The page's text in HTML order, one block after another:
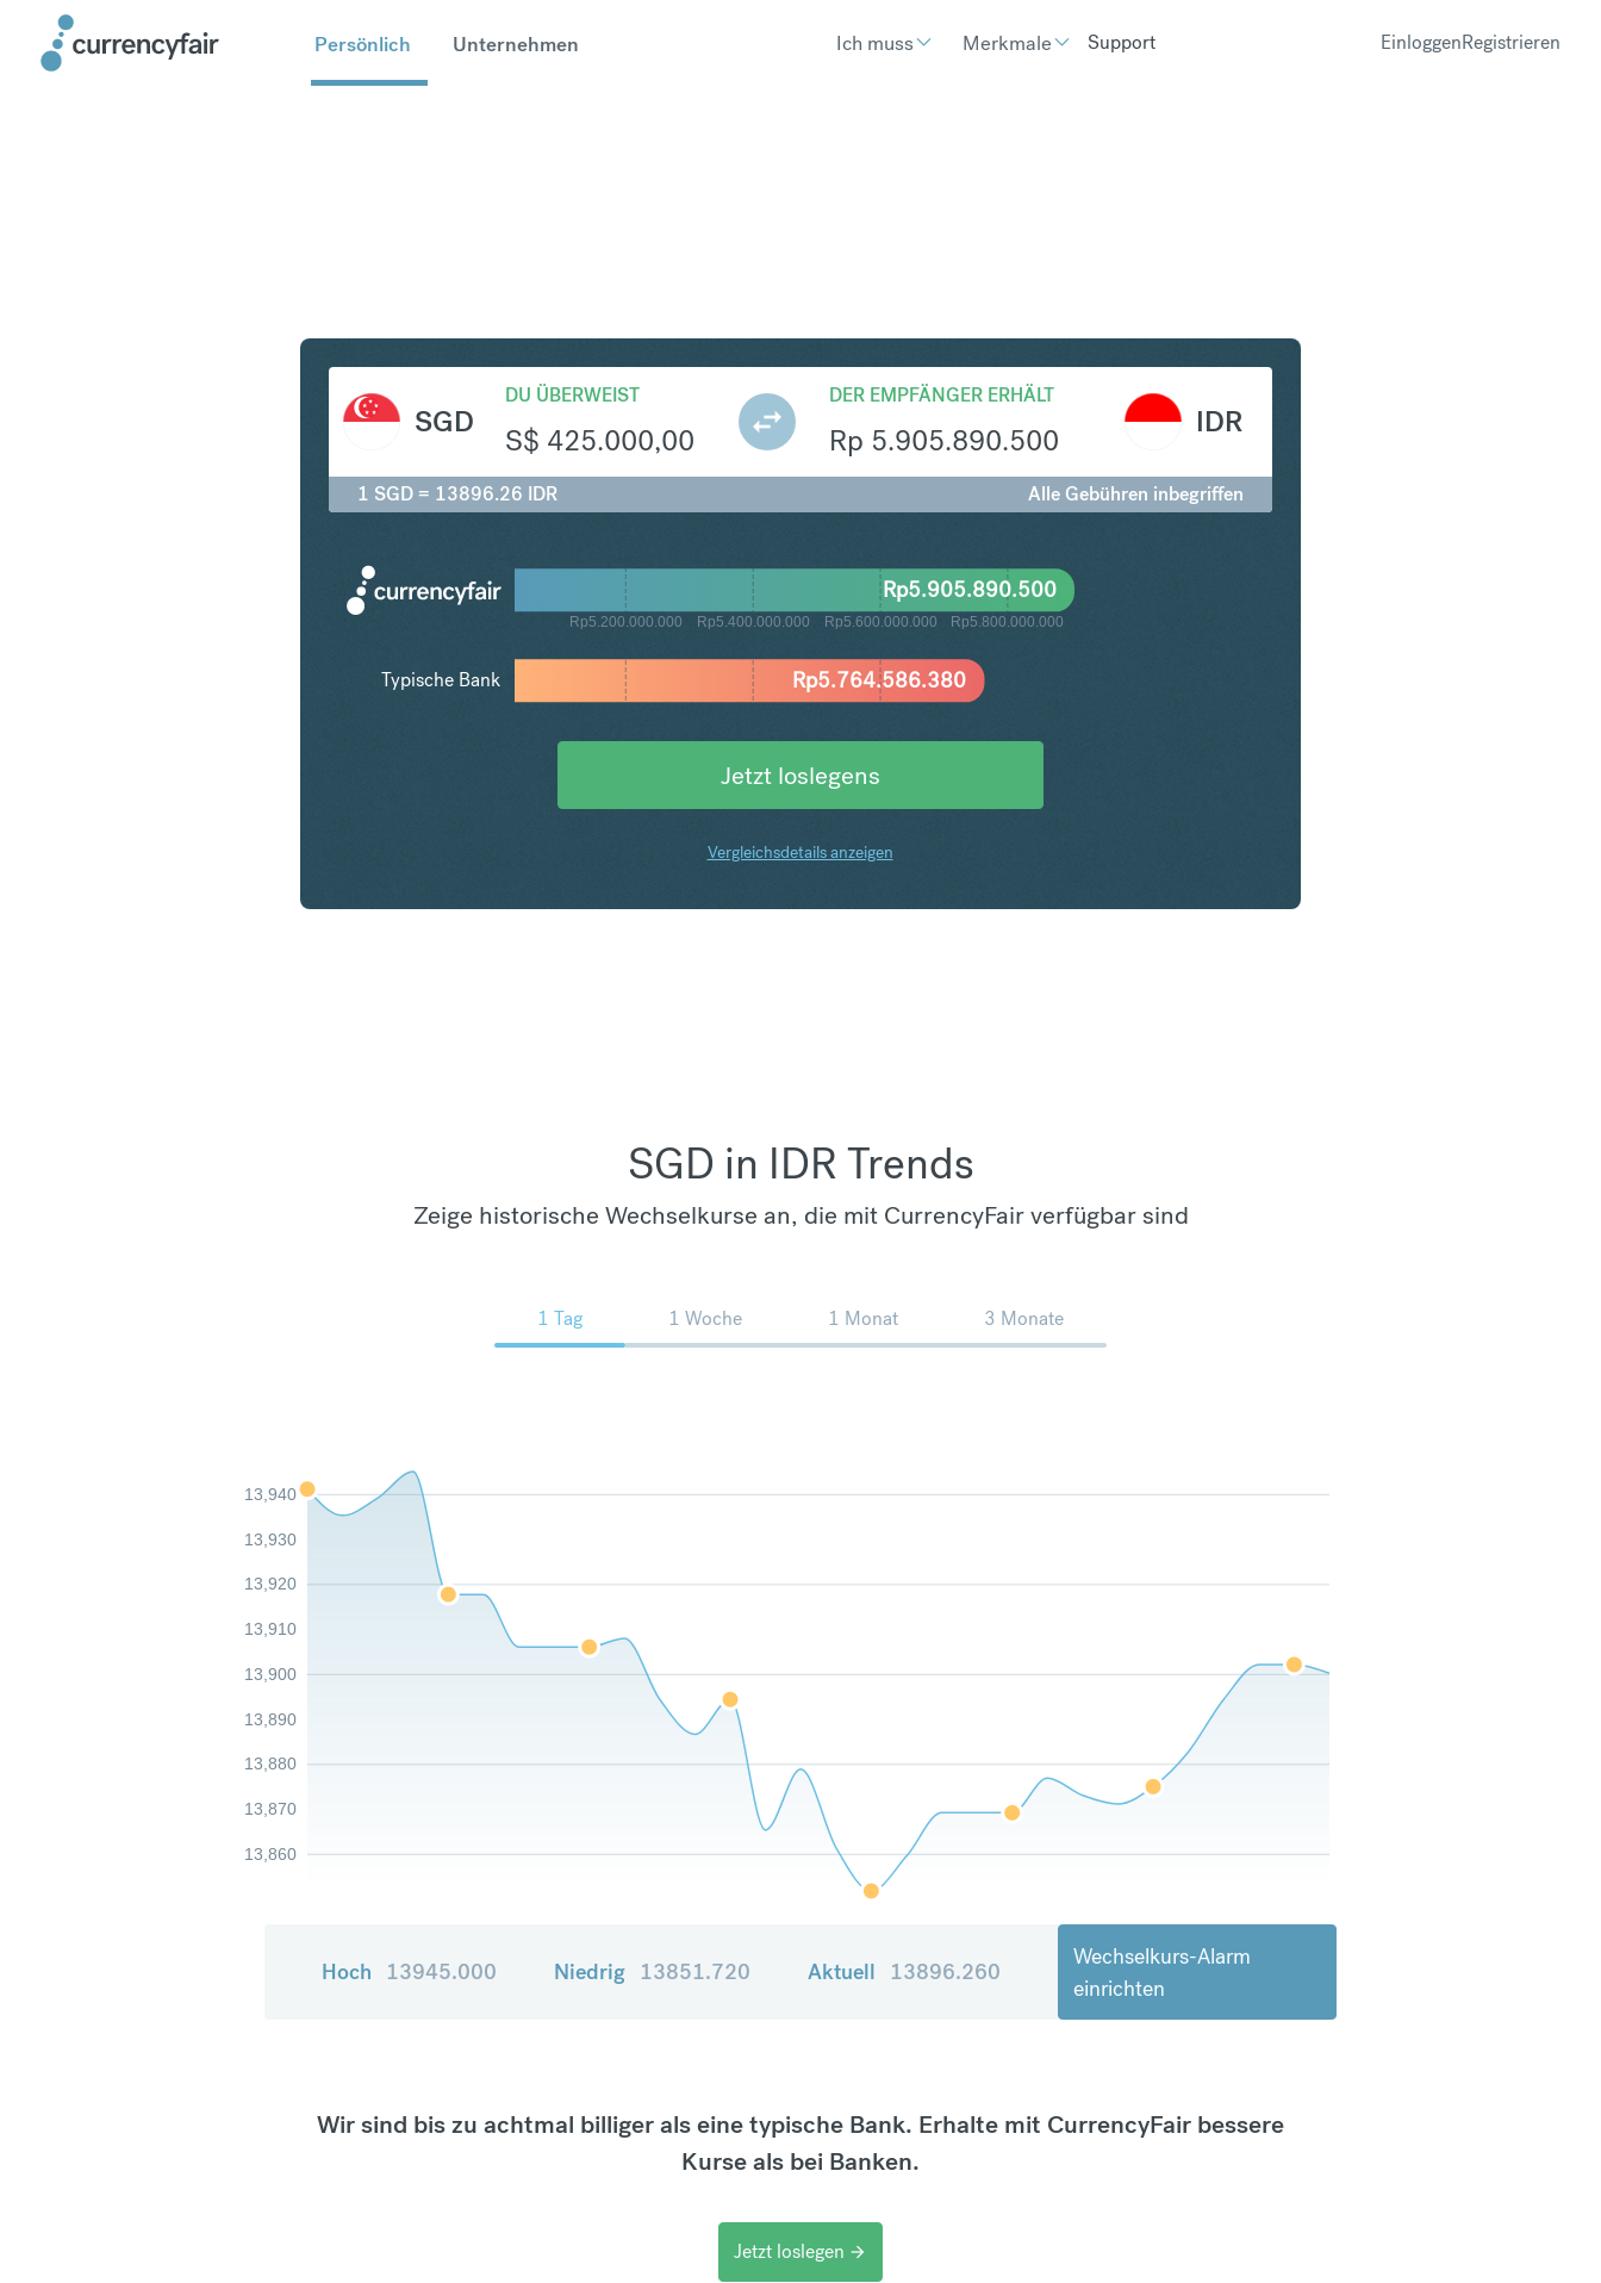
Persönlich Unternehmen Ich muss Merkmale Support EinloggenRegistrieren
SGD
DU ÜBERWEIST
S$ 425.000,00
DER EMPFÄNGER ERHÄLT
Rp 5.905.890.500
IDR
1 SGD = 13896.26 IDR Alle Gebühren inbegriffen
Rp5.200.000.000 Rp5.400.000.000 Rp5.600.000.000 Rp5.800.000.000
Rp5.764.586.380
Rp5.905.890.500
Typische Bank
Jetzt loslegens
Vergleichsdetails anzeigen
SGD in IDR Trends
Zeige historische Wechselkurse an, die mit CurrencyFair verfügbar sind
1 Tag 1 Woche 1 Monat 3 Monate
13,860
13,870
13,880
13,890
13,900
13,910
13,920
13,930
13,940
Hoch 13945.000 Niedrig 13851.720 Aktuell 13896.260
Wechselkurs-Alarm
einrichten
Wir sind bis zu achtmal billiger als eine typische Bank. Erhalte mit CurrencyFair bessere
Kurse als bei Banken.
Jetzt loslegen arrow_forward